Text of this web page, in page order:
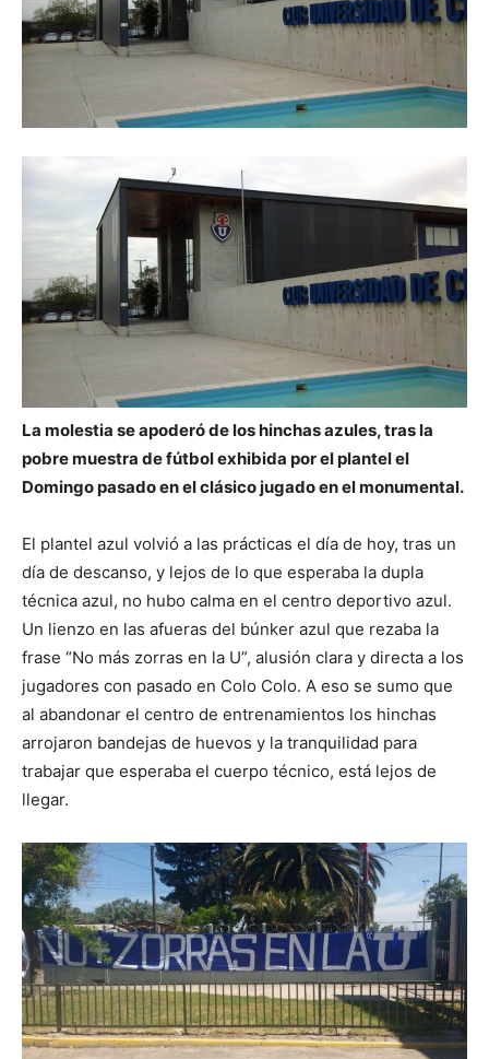
La molestia se apoderó de los hinchas azules, tras la
pobre muestra de fútbol exhibida por el plantel el
Domingo pasado en el clásico jugado en el monumental.
El plantel azul volvió a las prácticas el día de hoy, tras un
día de descanso, y lejos de lo que esperaba la dupla
técnica azul, no hubo calma en el centro deportivo azul.
Un lienzo en las afueras del búnker azul que rezaba la
frase “No más zorras en la U”, alusión clara y directa a los
jugadores con pasado en Colo Colo. A eso se sumo que
al abandonar el centro de entrenamientos los hinchas
arrojaron bandejas de huevos y la tranquilidad para
trabajar que esperaba el cuerpo técnico, está lejos de
llegar.